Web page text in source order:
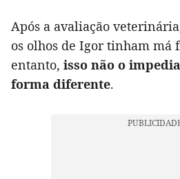
Após a avaliação
os olhos de Igor tinham má
entanto, isso não o
forma diferente.